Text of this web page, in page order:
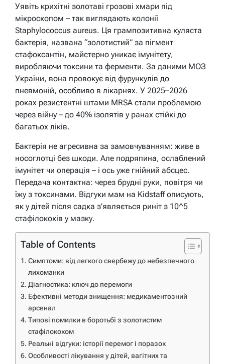
Уявіть крихітні золотаві грозові хмари під
мікроскопом – так виглядають колонії
Staphylococcus aureus. Ця грампозитивна куляста
бактерія, названа “золотистий” за пігмент
стафоксантін, майстерно уникає імунітету,
виробляючи токсини та ферменти. За даними МОЗ
України, вона провокує від фурункулів до
пневмоній, особливо в лікарнях. У 2025–2026
роках резистентні штами MRSA стали проблемою
через війну – до 40% ізолятів у ранах стійкі до
багатьох ліків.
Бактерія не агресивна за замовчуванням: живе в
носоглотці без шкоди. Але подряпина, ослаблений
імунітет чи операція – і ось уже гнійний абсцес.
Передача контактна: через брудні руки, повітря чи
їжу з токсинами. Відгуки мам на Kidstaff описують,
як у дітей після садка з’являється риніт з 10^5
стафілококів у мазку.
Table of Contents
Симптоми: від легкого свербежу до небезпечного
лихоманки
Діагностика: ключ до перемоги
Ефективні методи знищення: медикаментозний
арсенал
Типові помилки в боротьбі з золотистим
стафілококом
Реальні відгуки: історії перемог і поразок
Особливості лікування у дітей, вагітних та